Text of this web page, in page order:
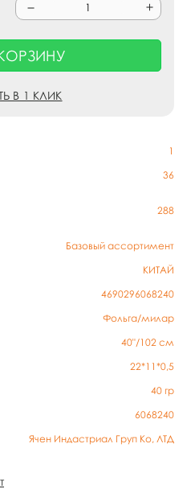
1
36
288
Базовый ассортимент
КИТАЙ
4690296068240
Фольга/милар
40"/102 см
22*11*0,5
40 гр
6068240
Ячен Индастриал Груп Ко, ЛТД
В 1 КЛИК